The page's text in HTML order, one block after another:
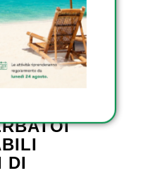
DA
DI